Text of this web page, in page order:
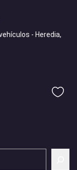
- Heredia,